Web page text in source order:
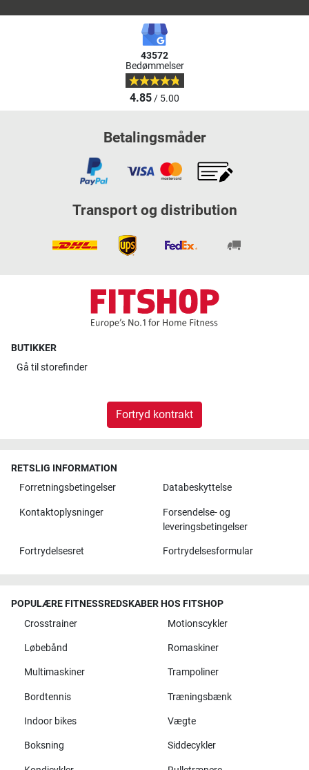
43572
Bedømmelser
4.85/ 5.00
Betalingsmåder
Transport og distribution
BUTIKKER
Gå til storefinder
Fortryd kontrakt
RETSLIG INFORMATION
Forretningsbetingelser
Databeskyttelse
Kontaktoplysninger
Forsendelse- og
leveringsbetingelser
Fortrydelsesret Fortrydelsesformular
POPULÆRE FITNESSREDSKABER HOS FITSHOP
Crosstrainer
Motionscykler
Løbebånd Romaskiner
Multimaskiner Trampoliner
Bordtennis Træningsbænk
Indoor bikes Vægte
Boksning Siddecykler